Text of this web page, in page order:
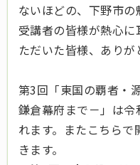
ないほどの、下野市の
受講者の皆様が熱心
ただいた皆様、ありが
第3回「東国の覇者・
鎌倉幕府まで－」は
れます。またこちら
きます。